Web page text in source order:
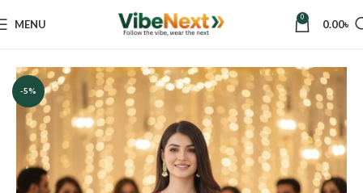
MENU 0 0.00৳
Three Piece
-5%